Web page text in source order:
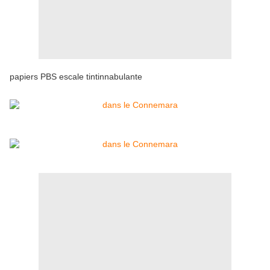
papiers PBS escale tintinnabulante